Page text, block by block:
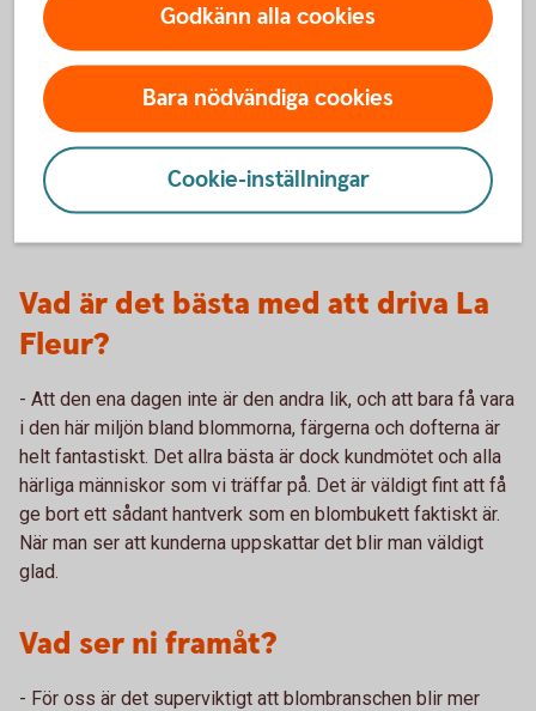
Vad är er vision?
- Det är att förmedla en familjekänsla och att folk ska känna
sig hemma när de besöker oss. Tryggheten i att vi alltid
finns där i livets alla skeden, både i fina stunder som vid
bröllop, eller i sorg som vid begravningar. Vår stora vision
är att alltid vara tillgängliga och erbjuda ett stort urval inom
Vad är det bästa med att driva La
Fleur?
- Att den ena dagen inte är den andra lik, och att bara få vara
i den här miljön bland blommorna, färgerna och dofterna är
helt fantastiskt. Det allra bästa är dock kundmötet och alla
härliga människor som vi träffar på. Det är väldigt fint att få
ge bort ett sådant hantverk som en blombukett faktiskt är.
När man ser att kunderna uppskattar det blir man väldigt
glad.
Vad ser ni framåt?
- För oss är det superviktigt att blombranschen blir mer
Godkänn alla cookies
Bara nödvändiga cookies
Cookie-inställningar